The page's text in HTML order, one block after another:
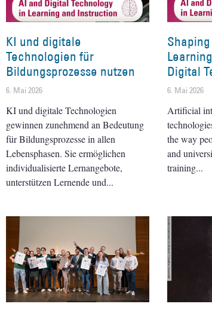
KI und digitale
Technologien für
Bildungsprozesse nutzen
6. Mai 2026
KI und digitale Technologien
gewinnen zunehmend an Bedeutung
für Bildungsprozesse in allen
Lebensphasen. Sie ermöglichen
individualisierte Lernangebote,
unterstützen Lernende und
Digital
6. Mai 2026
Artificial
the way
and
training